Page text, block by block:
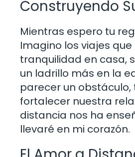
Construyendo
Mientras espero tu
Imagino los viajes
tranquilidad en casa,
un ladrillo más en la
parecer un
fortalecer nuestra
distancia nos ha
llevaré en mi corazón.